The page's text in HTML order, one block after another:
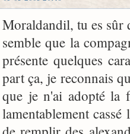
Moraldandil, tu es sûr
semble que la
présente quelques
part ça, je reconnais
que je n'ai adopté la
lamentablement